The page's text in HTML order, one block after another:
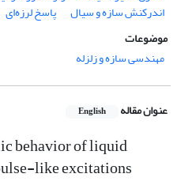
اندرکنش سازه و سیال
پاسخ لرزه‌ای
موضوعات
مهندسی سازه و زلزله
عنوان مقاله English
behavior of liquid
like excitations